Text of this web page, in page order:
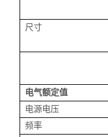
尺寸
电气额定值
电源电压
频率